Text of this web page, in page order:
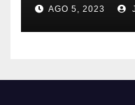
AGO 5, 2023